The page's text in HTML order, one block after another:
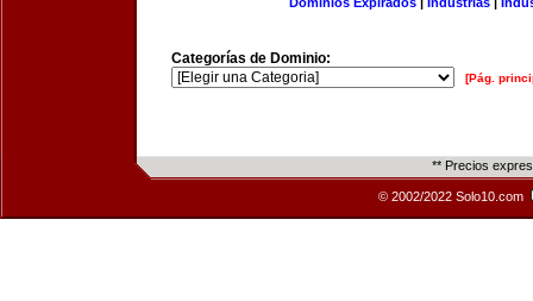
Categorías de Dominio:
[Pág.
** Precios
© 2002/2022 Solo10.com